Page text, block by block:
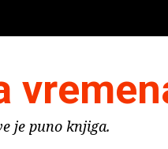
je puno knjiga.